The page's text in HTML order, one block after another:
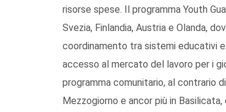
risorse spese. Il programma Youth
Svezia, Finlandia, Austria e Olanda,
coordinamento tra sistemi educativi
accesso al mercato del lavoro per i
programma comunitario, al contrario
Mezzogiorno e ancor più in